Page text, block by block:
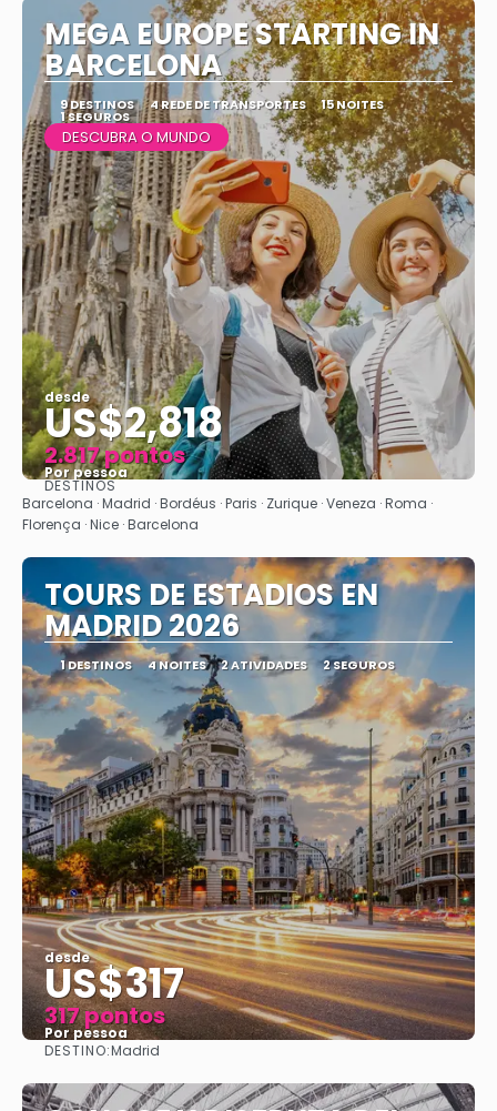
MEGA EUROPE STARTING IN
BARCELONA
9 DESTINOS 4 REDE DE TRANSPORTES 15 NOITES
1 SEGUROS
DESCUBRA O MUNDO
desde
US$2,818
2.817 pontos
Por pessoa
Vejo
DESTINOS
Barcelona · Madrid · Bordéus · Paris · Zurique · Veneza · Roma ·
Florença · Nice · Barcelona
TOURS DE ESTADIOS EN
MADRID 2026
1 DESTINOS 4 NOITES 2 ATIVIDADES 2 SEGUROS
desde
US$317
317 pontos
Por pessoa
DESTINO:Madrid